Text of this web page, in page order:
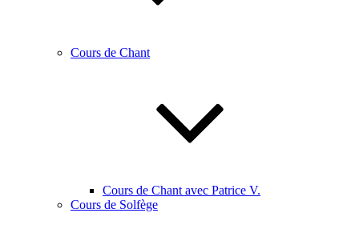
Cours de Chant
Cours de Chant avec Patrice V.
Cours de Solfège